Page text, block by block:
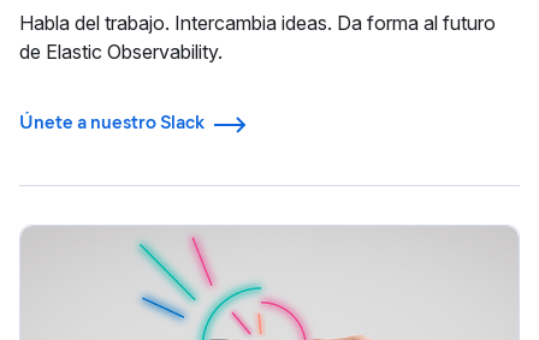
Habla del trabajo. Intercambia ideas. Da forma al futuro
de Elastic Observability.
Únete a nuestro Slack